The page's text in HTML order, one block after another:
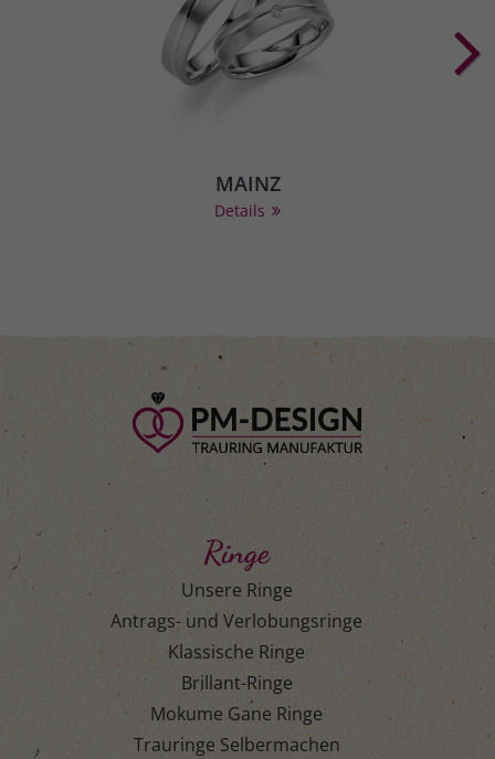
MAINZ
Details
Ringe
Unsere Ringe
Antrags- und Verlobungsringe
Klassische Ringe
Brillant-Ringe
Mokume Gane Ringe
Trauringe Selbermachen